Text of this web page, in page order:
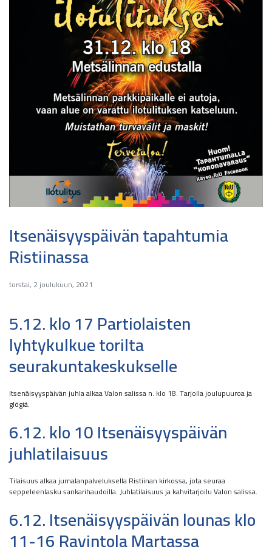
Itsenäisyyspäivän tapahtumia
Ristiinassa
torstai, 2 joulukuun, 2021
5.12. klo 17 Partiolaisten
lyhtykulkue torilta
seurakuntakeskukselle
Itsenäisyyspäivän juhla alkaa Valon salissa n. klo 18. Tarjolla joulupuuroa ja
glögiä.
6.12. klo 10 Itsenäisyyspäivän
juhlatilaisuus
Tilaisuus alkaa jumalanpalveluksella Ristiinan kirkossa, jota seuraa
seppeleenlasku sankarihaudoilla. Juhlatilaisuus ja kahvitarjoilu Valon salissa.
6.12. Itsenäisyyspäivän lounas klo
11-16 Ravintola Martassa